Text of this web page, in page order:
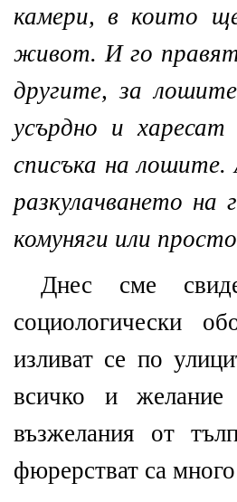
камери, в които
живот. И го
другите, за
усърдно и
списъка на
разкулачването
комуняги или
Днес сме
социологически
изливат се по
всичко и
възжелания от
фюрерстват са